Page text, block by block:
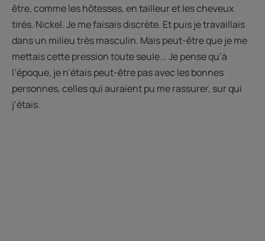
être, comme les hôtesses, en tailleur et les cheveux
tirés. Nickel. Je me faisais discrète. Et puis je travaillais
dans un milieu très masculin. Mais peut-être que je me
mettais cette pression toute seule... Je pense qu’à
l’époque, je n’étais peut-être pas avec les bonnes
personnes, celles qui auraient pu me rassurer, sur qui
j’étais.